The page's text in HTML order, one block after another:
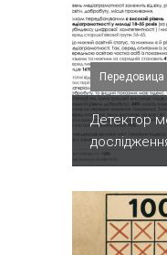
Передовица
Детектор